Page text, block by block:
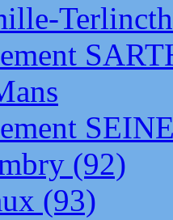
(92)
(93)